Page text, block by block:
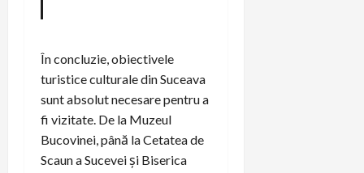
În concluzie, obiectivele
turistice culturale din Suceava
sunt absolut necesare pentru a
fi vizitate. De la Muzeul
Bucovinei, până la Cetatea de
Scaun a Sucevei și Biserica